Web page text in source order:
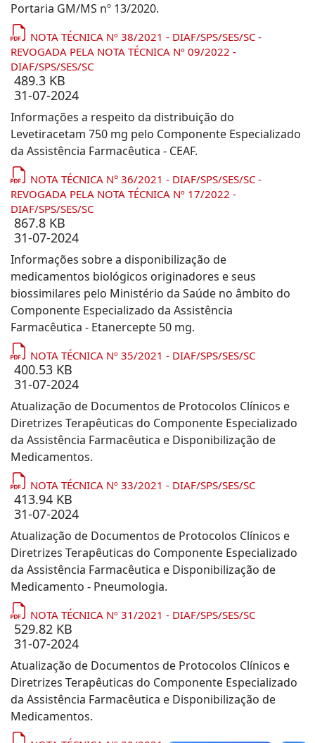
Portaria GM/MS nº 13/2020.
NOTA TÉCNICA Nº 38/2021 - DIAF/SPS/SES/SC -
REVOGADA PELA NOTA TÉCNICA Nº 09/2022 -
DIAF/SPS/SES/SC
489.3 KB
31-07-2024
Informações a respeito da distribuição do
Levetiracetam 750 mg pelo Componente Especializado
da Assistência Farmacêutica - CEAF.
NOTA TÉCNICA N° 36/2021 - DIAF/SPS/SES/SC -
REVOGADA PELA NOTA TÉCNICA Nº 17/2022 -
DIAF/SPS/SES/SC
867.8 KB
31-07-2024
Informações sobre a disponibilização de
medicamentos biológicos originadores e seus
biossimilares pelo Ministério da Saúde no âmbito do
Componente Especializado da Assistência
Farmacêutica - Etanercepte 50 mg.
NOTA TÉCNICA Nº 35/2021 - DIAF/SPS/SES/SC
400.53 KB
31-07-2024
Atualização de Documentos de Protocolos Clínicos e
Diretrizes Terapêuticas do Componente Especializado
da Assistência Farmacêutica e Disponibilização de
Medicamentos.
NOTA TÉCNICA Nº 33/2021 - DIAF/SPS/SES/SC
413.94 KB
31-07-2024
Atualização de Documentos de Protocolos Clínicos e
Diretrizes Terapêuticas do Componente Especializado
da Assistência Farmacêutica e Disponibilização de
Medicamento - Pneumologia.
NOTA TÉCNICA Nº 31/2021 - DIAF/SPS/SES/SC
529.82 KB
31-07-2024
Atualização de Documentos de Protocolos Clínicos e
Diretrizes Terapêuticas do Componente Especializado
da Assistência Farmacêutica e Disponibilização de
Medicamentos.